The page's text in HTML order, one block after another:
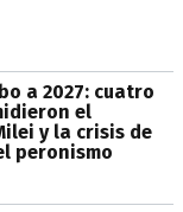
a 2027: cuatro
el
y la crisis de
peronismo